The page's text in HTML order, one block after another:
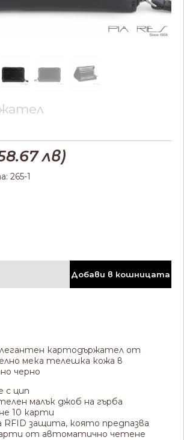
лв)
265-1
Добави в кошницата
картодържател от
мека телешка кожа в
черно
с цип
малък джоб на гърба
10 карти
RFID защита, която предпазва
от автоматично четене